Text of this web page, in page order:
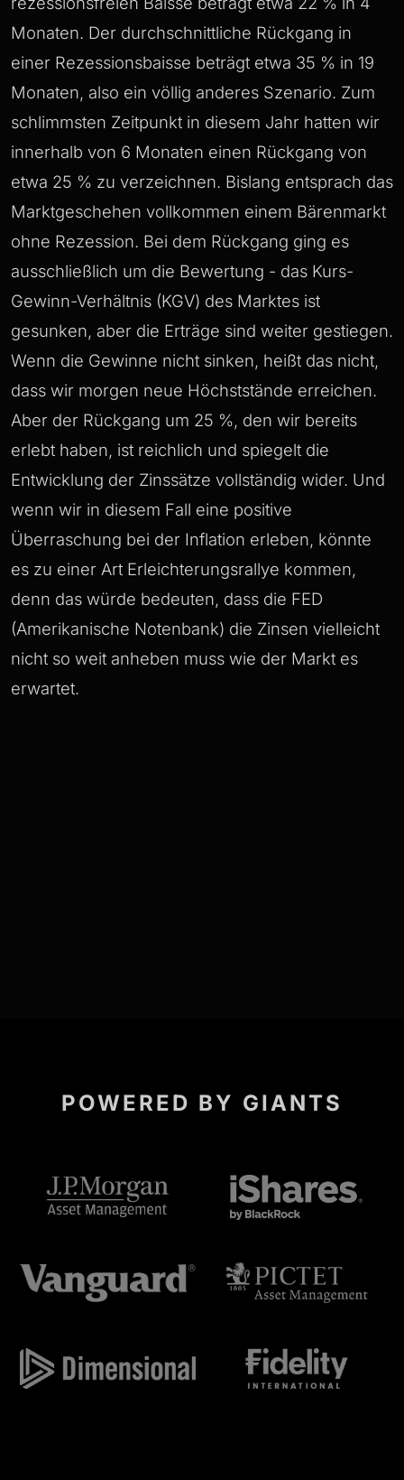
Monaten. Der durchschnittliche Rückgang in
einer Rezessionsbaisse beträgt etwa 35 % in 19
Monaten, also ein völlig anderes Szenario. Zum
schlimmsten Zeitpunkt in diesem Jahr hatten wir
innerhalb von 6 Monaten einen Rückgang von
etwa 25 % zu verzeichnen. Bislang entsprach das
Marktgeschehen vollkommen einem Bärenmarkt
ohne Rezession. Bei dem Rückgang ging es
ausschließlich um die Bewertung - das Kurs-
Gewinn-Verhältnis (KGV) des Marktes ist
gesunken, aber die Erträge sind weiter gestiegen.
Wenn die Gewinne nicht sinken, heißt das nicht,
dass wir morgen neue Höchststände erreichen.
Aber der Rückgang um 25 %, den wir bereits
erlebt haben, ist reichlich und spiegelt die
Entwicklung der Zinssätze vollständig wider. Und
wenn wir in diesem Fall eine positive
Überraschung bei der Inflation erleben, könnte
es zu einer Art Erleichterungsrallye kommen,
denn das würde bedeuten, dass die FED
(Amerikanische Notenbank) die Zinsen vielleicht
nicht so weit anheben muss wie der Markt es
erwartet.
POWERED BY GIANTS